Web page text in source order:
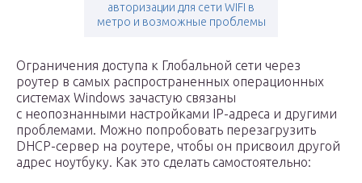
авторизации для сети WIFI в
метро и возможные проблемы
Ограничения доступа к Глобальной сети через
роутер в самых распространенных операционных
системах Windows зачастую связаны
с неопознанными настройками IP-адреса и другими
проблемами. Можно попробовать перезагрузить
DHCP-сервер на роутере, чтобы он присвоил другой
адрес ноутбуку. Как это сделать самостоятельно: